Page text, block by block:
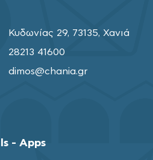
Κυδωνίας 29, 73135, Χανιά
28213 41600
dimos@chania.gr
- Apps